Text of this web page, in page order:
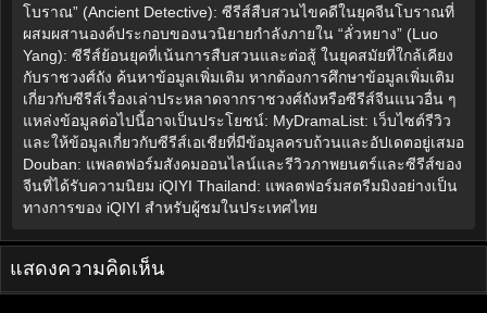
โบราณ” (Ancient Detective): ซีรีส์สืบสวนไขคดีในยุคจีนโบราณที่
ผสมผสานองค์ประกอบของนวนิยายกำลังภายใน “ลั่วหยาง” (Luo
Yang): ซีรีส์ย้อนยุคที่เน้นการสืบสวนและต่อสู้ ในยุคสมัยที่ใกล้เคียง
กับราชวงศ์ถัง ค้นหาข้อมูลเพิ่มเติม หากต้องการศึกษาข้อมูลเพิ่มเติม
เกี่ยวกับซีรีส์เรื่องเล่าประหลาดจากราชวงศ์ถังหรือซีรีส์จีนแนวอื่น ๆ
แหล่งข้อมูลต่อไปนี้อาจเป็นประโยชน์: MyDramaList: เว็บไซต์รีวิว
และให้ข้อมูลเกี่ยวกับซีรีส์เอเชียที่มีข้อมูลครบถ้วนและอัปเดตอยู่เสมอ
Douban: แพลตฟอร์มสังคมออนไลน์และรีวิวภาพยนตร์และซีรีส์ของ
จีนที่ได้รับความนิยม iQIYI Thailand: แพลตฟอร์มสตรีมมิงอย่างเป็น
ทางการของ iQIYI สำหรับผู้ชมในประเทศไทย
แสดงความคิดเห็น